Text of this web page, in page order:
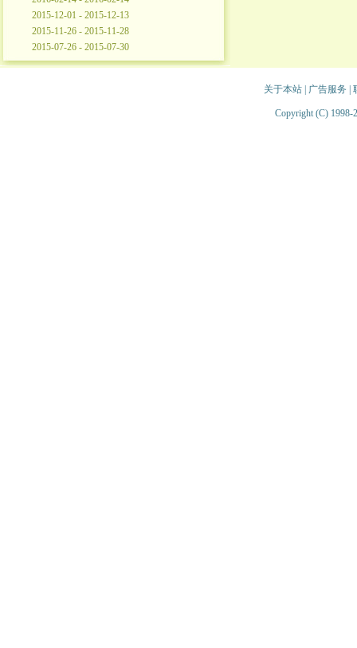
2015-12-01 - 2015-12-13
2015-11-26 - 2015-11-28
2015-07-26 - 2015-07-30
关于本站| 广告服务
Copyright (C) 1998-